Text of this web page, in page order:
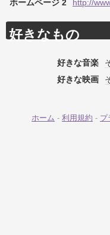
ホームページ 2
http://
好きなもの
好きな音楽
好きな映画
ホーム - 利用規約 - プ